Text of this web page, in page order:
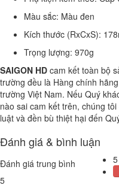
Màu sắc: Màu đen
Kích thước (RxCxS):
Trọng lượng: 970g
SAIGON HD cam kết toàn bộ
trường đều là Hàng chính
trường Việt Nam. Nếu Quý
nào sai cam kết trên, chúng
luật và đền bù thiệt hại đến
Đánh giá & bình luận
Đánh giá trung bình
5
5